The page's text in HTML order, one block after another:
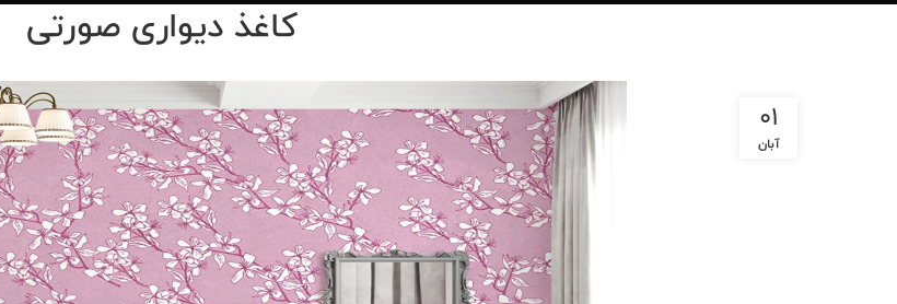
کاغذ دیواری صورتی
01
آبان